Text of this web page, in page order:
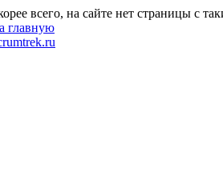
всего, на сайте нет страницы с
главную